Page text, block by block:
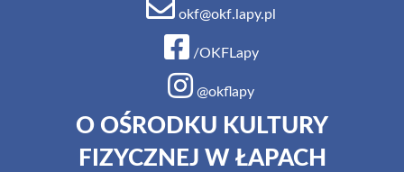
okf@okf.lapy.pl
/OKFLapy
@okflapy
O OŚRODKU KULTURY
FIZYCZNEJ W ŁAPACH